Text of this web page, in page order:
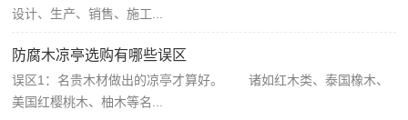
设计、生产、销售、施工...
防腐木凉亭选购有哪些误区
误区1：名贵木材做出的凉亭才算好。 诸如红木类、泰国橡木、
美国红樱桃木、柚木等名...